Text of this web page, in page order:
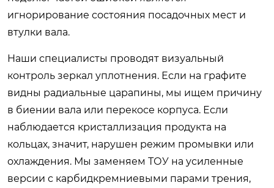
игнорирование состояния посадочных мест и
втулки вала.
Наши специалисты проводят визуальный
контроль зеркал уплотнения. Если на графите
видны радиальные царапины, мы ищем причину
в биении вала или перекосе корпуса. Если
наблюдается кристаллизация продукта на
кольцах, значит, нарушен режим промывки или
охлаждения. Мы заменяем ТОУ на усиленные
версии с карбидкремниевыми парами трения,